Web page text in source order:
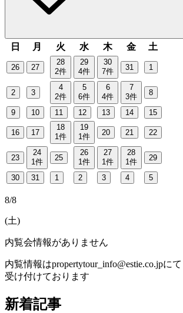
日 月 火 水 木 金 土
26 27
28
2件
29
4件
30
7件 31 1
2 3
4
2件
5
6件
6
4件
7
3件 8
9 10 11 12 13 14 15
16 17
18
1件
19
1件 20 21 22
23
24
1件 25
26
1件
27
1件
28
1件 29
30 31 1 2 3 4 5
8/8
(土)
内覧会情報がありません
内覧情報はpropertytour_info@estie.co.jpにて
受け付けております
新着記事